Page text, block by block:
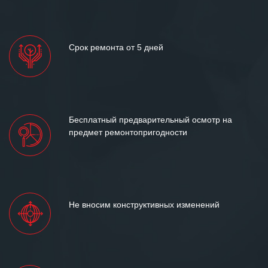
Срок ремонта от 5 дней
Бесплатный предварительный осмотр на
предмет ремонтопригодности
Не вносим конструктивных изменений